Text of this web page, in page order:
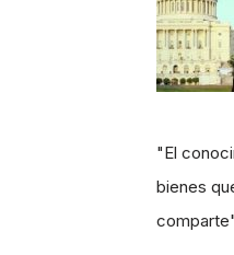
"El
bienes
comparte"